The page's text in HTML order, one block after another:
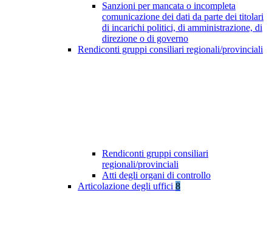
Sanzioni per mancata o incompleta
comunicazione dei dati da parte dei titolari
di incarichi politici, di amministrazione, di
direzione o di governo
Rendiconti gruppi consiliari regionali/provinciali
Rendiconti gruppi consiliari
regionali/provinciali
Atti degli organi di controllo
Articolazione degli uffici 8